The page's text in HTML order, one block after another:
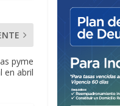
pyme
en abril